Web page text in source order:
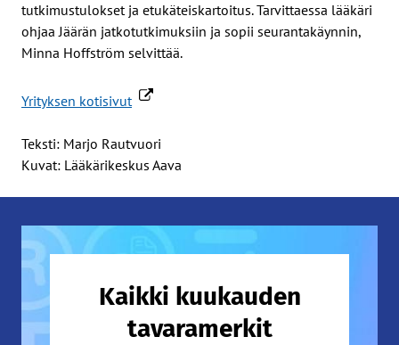
tutkimustulokset ja etukäteiskartoitus. Tarvittaessa lääkäri
ohjaa Jäärän jatkotutkimuksiin ja sopii seurantakäynnin,
Minna Hoffström selvittää.
Yrityksen kotisivut
Teksti: Marjo Rautvuori
Kuvat: Lääkärikeskus Aava
Kaikki kuukauden
tavaramerkit